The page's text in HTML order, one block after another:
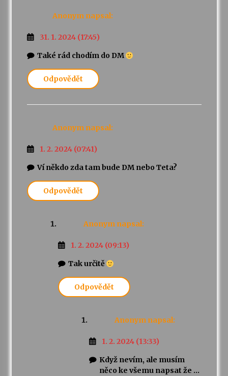
Anonym napsal:
31. 1. 2024 (17:45)
Také rád chodím do DM
Odpovědět
Anonym napsal:
1. 2. 2024 (07:41)
Ví někdo zda tam bude DM nebo Teta?
Odpovědět
Anonym napsal:
1. 2. 2024 (09:13)
Tak určitě
Odpovědět
Anonym napsal:
1. 2. 2024 (13:33)
Když nevím, ale musím
něco ke všemu napsat že …